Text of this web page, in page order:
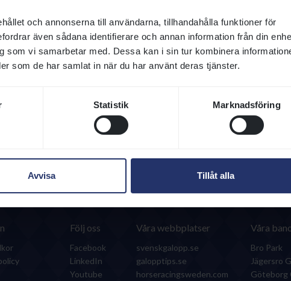
och annonserna till användarna, tillhandahålla funktioner för
även sådana identifierare och annan information från din
som vi samarbetar med. Dessa kan i sin tur kombinera
som de har samlat in när du har använt deras tjänster.
Statistik Marknadsföring
Avvisa Tillåt alla
84 1 150 811
från Svensk Galopp
Följ oss
Facebook
LinkedIn
Youtube
Våra webbplatser
svenskgalopp.se
galopptips.se
horseracingsweden.com
Våra
Bro Park
Jägersro
Göteborg